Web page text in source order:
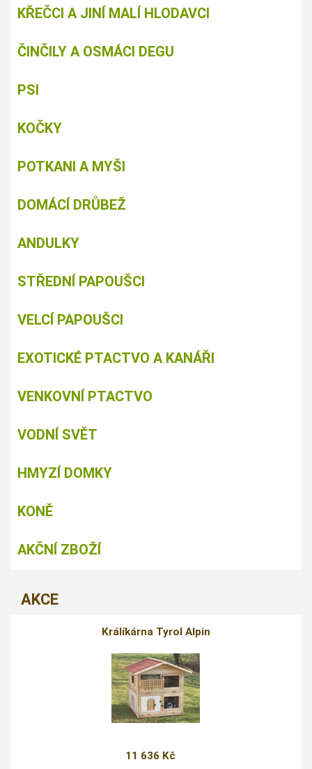
KŘEČCI A JINÍ MALÍ HLODAVCI
ČINČILY A OSMÁCI DEGU
PSI
KOČKY
POTKANI A MYŠI
DOMÁCÍ DRŮBEŽ
ANDULKY
STŘEDNÍ PAPOUŠCI
VELCÍ PAPOUŠCI
EXOTICKÉ PTACTVO A KANÁŘI
VENKOVNÍ PTACTVO
VODNÍ SVĚT
HMYZÍ DOMKY
KONĚ
AKČNÍ ZBOŽÍ
AKCE
Králíkárna Tyrol Alpin
11 636 Kč